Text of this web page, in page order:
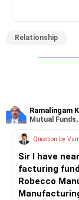
कोई
होते हैं और अपने
अपने व्यक्तित्व
लगातार दिखाने
आपका डर, दोनों
पर्याप्त हैं।
धीमा होना ठीक
व्यक्ति बनना नहीं
आप बन रहे हैं।
दबाव के बजाय धैर्य
आपके कदम छोटे
Relationship
Ramalingam
Mutual
Question by
Sir I have nearly 35 MF scheme. I have 4 Manu
facturing fund. Axis mau facturing fund..
Robecco
Manufacturing